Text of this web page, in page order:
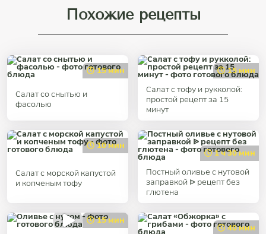
Похожие рецепты
15 мин
Салат со снытью и
фасолью
15 мин
Салат с тофу и рукколой:
простой рецепт за 15
минут
10 мин
Салат с морской капустой
и копченым тофу
1 ч 30 мин
Постный оливье с нутовой
заправкой ᐉ рецепт без
глютена
15 мин
40 мин